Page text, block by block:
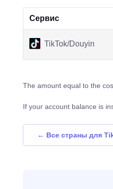
Сервис
TikTok/Douyin
The amount equal to the
If your account balance is
← Все страны для